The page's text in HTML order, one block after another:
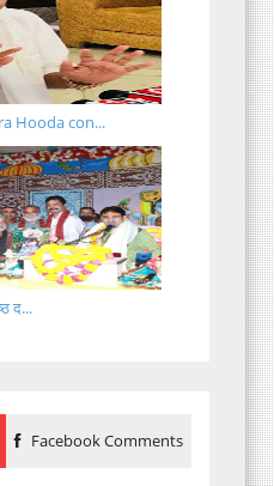
Hooda con...
द...
Facebook Comments